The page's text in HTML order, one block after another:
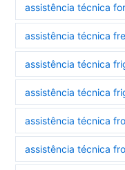
assistência técnica
assistência técnica
assistência técnica
assistência técnica
assistência técnica
assistência técnica